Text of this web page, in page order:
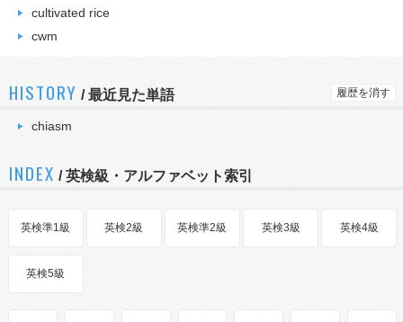
cultivated rice
cwm
HISTORY /最近見た単語 履歴を消す
chiasm
INDEX / 英検級・アルファベット索引
英検準1級 英検2級 英検準2級 英検3級 英検4級
英検5級